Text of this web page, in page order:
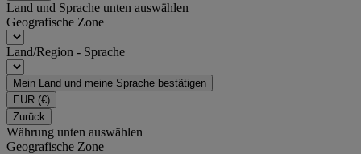
Land und Sprache unten auswählen
Geografische Zone
Land/Region - Sprache
Mein Land und meine Sprache bestätigen
EUR (€)
Zurück
Währung unten auswählen
Geografische Zone